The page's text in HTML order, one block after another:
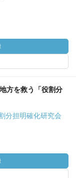
方を救う「役割分
分担明確化研究会